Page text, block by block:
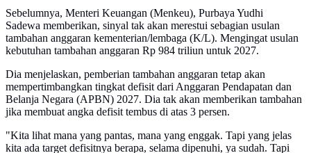
Sebelumnya, Menteri Keuangan (Menkeu), Purbaya Yudhi
Sadewa memberikan, sinyal tak akan merestui sebagian usulan
tambahan anggaran kementerian/lembaga (K/L). Mengingat usulan
kebutuhan tambahan anggaran Rp 984 triliun untuk 2027.
Dia menjelaskan, pemberian tambahan anggaran tetap akan
mempertimbangkan tingkat defisit dari Anggaran Pendapatan dan
Belanja Negara (APBN) 2027. Dia tak akan memberikan tambahan
jika membuat angka defisit tembus di atas 3 persen.
"Kita lihat mana yang pantas, mana yang enggak. Tapi yang jelas
kita ada target defisitnya berapa, selama dipenuhi, ya sudah. Tapi